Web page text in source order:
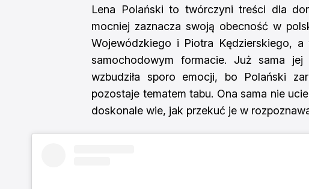
Lena Polański to twórczyni treści dla
mocniej zaznacza swoją obecność w
Wojewódzkiego i Piotra Kędzierskiego,
samochodowym formacie. Już sama
wzbudziła sporo emocji, bo Polański
pozostaje tematem tabu. Ona sama nie
doskonale wie, jak przekuć je w